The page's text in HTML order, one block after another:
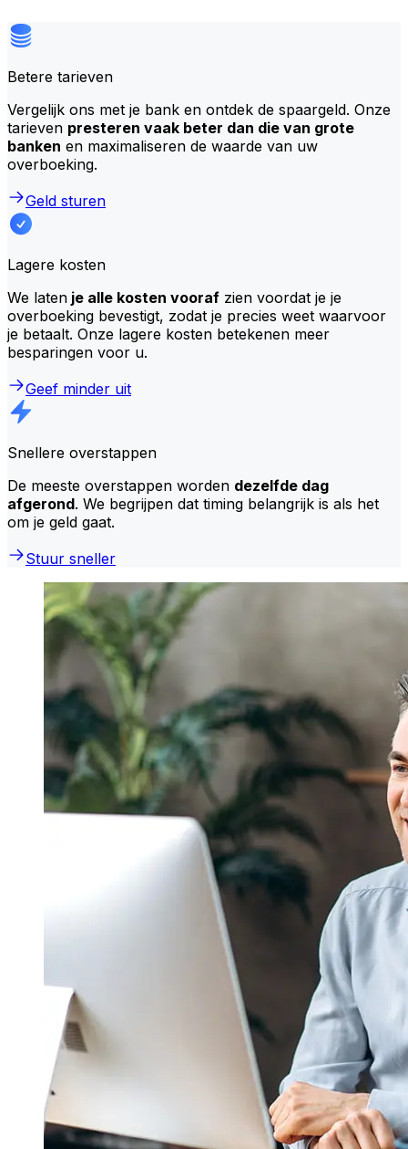
Betere tarieven
Vergelijk ons met je bank en ontdek de spaargeld. Onze
tarieven presteren vaak beter dan die van grote
banken en maximaliseren de waarde van uw
overboeking.
Geld sturen
Lagere kosten
We laten je alle kosten vooraf zien voordat je je
overboeking bevestigt, zodat je precies weet waarvoor
je betaalt. Onze lagere kosten betekenen meer
besparingen voor u.
Geef minder uit
Snellere overstappen
De meeste overstappen worden dezelfde dag
afgerond. We begrijpen dat timing belangrijk is als het
om je geld gaat.
Stuur sneller